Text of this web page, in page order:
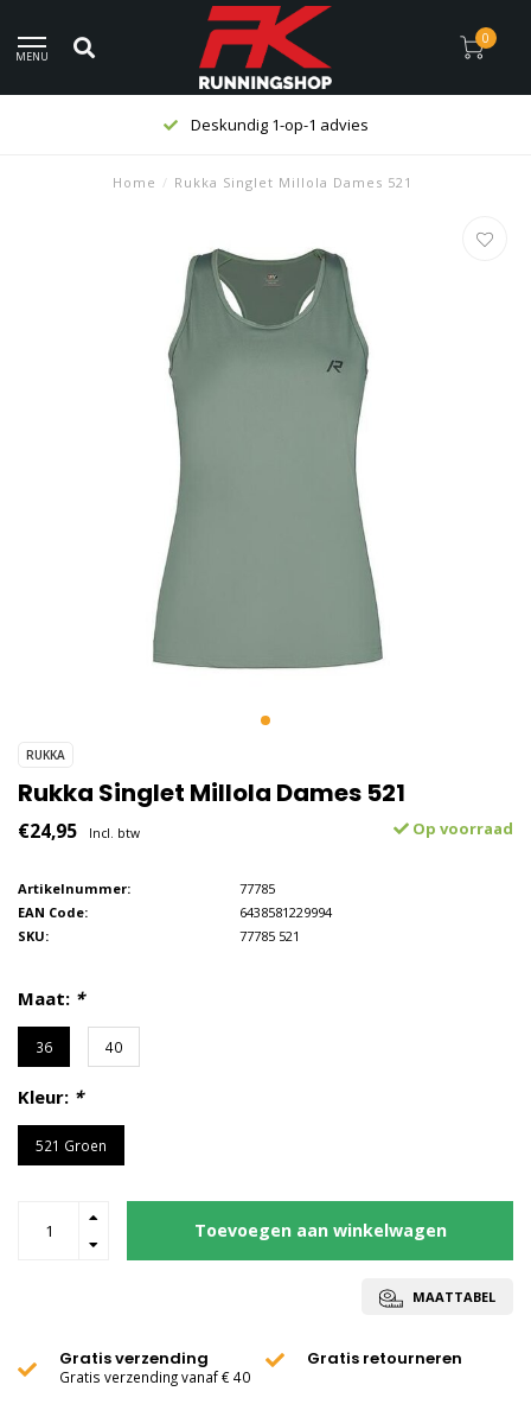
MENU
0
Deskundig 1-op-1 advies
Home / Rukka Singlet Millola Dames 521
RUKKA
Rukka Singlet Millola Dames 521
€24,95 Incl. btw Op voorraad
Artikelnummer:
77785
EAN Code:
6438581229994
SKU:
77785 521
Maat: *
36 40
Kleur: *
521 Groen
Toevoegen aan winkelwagen
MAATTABEL
Gratis verzending
Gratis verzending vanaf € 40
Gratis retourneren